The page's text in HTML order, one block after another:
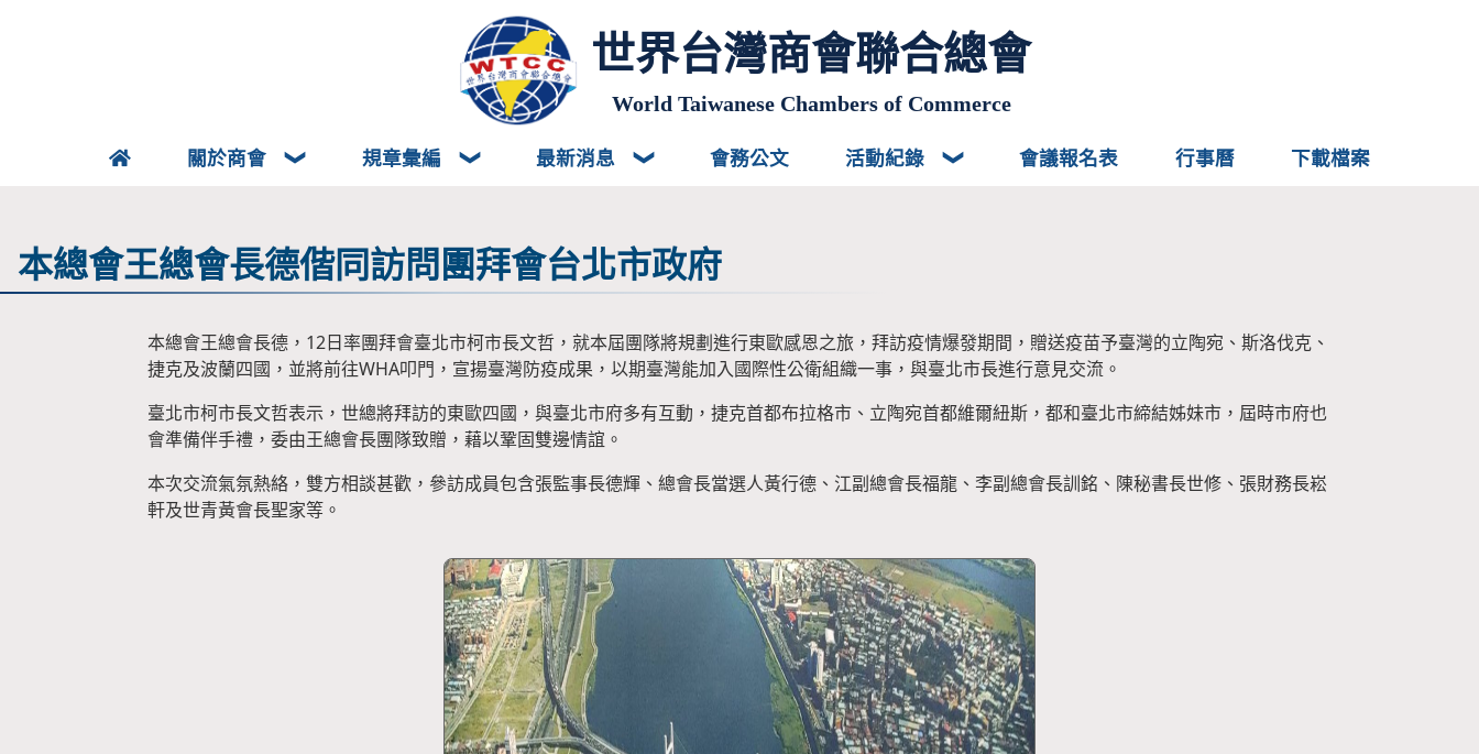
世界台灣商會聯合總會
World Taiwanese Chambers of Commerce
關於商會 規章彙編 最新消息 會務公文 活動紀錄 會議報名表 行事曆 下載檔案
本總會王總會長德偕同訪問團拜會台北市政府
本總會王總會長德，12日率團拜會臺北市柯市長文哲，就本屆團隊將規劃進行東歐感恩之旅，拜訪疫情爆發期間，贈送疫苗予臺灣的立陶宛、斯洛伐克、
捷克及波蘭四國，並將前往WHA叩門，宣揚臺灣防疫成果，以期臺灣能加入國際性公衛組織一事，與臺北市長進行意見交流。
臺北市柯市長文哲表示，世總將拜訪的東歐四國，與臺北市府多有互動，捷克首都布拉格市、立陶宛首都維爾紐斯，都和臺北市締結姊妹市，屆時市府也
會準備伴手禮，委由王總會長團隊致贈，藉以鞏固雙邊情誼。
本次交流氣氛熱絡，雙方相談甚歡，參訪成員包含張監事長德輝、總會長當選人黃行德、江副總會長福龍、李副總會長訓銘、陳秘書長世修、張財務長崧
軒及世青黃會長聖家等。